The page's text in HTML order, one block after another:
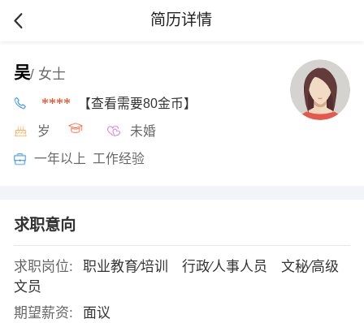
简历详情
吴/ 女士
**** 【查看需要80金币】
岁 未婚
一年以上 工作经验
求职意向
求职岗位:
职业教育∕培训 行政∕人事人员 文秘∕高级
文员
期望薪资:
面议